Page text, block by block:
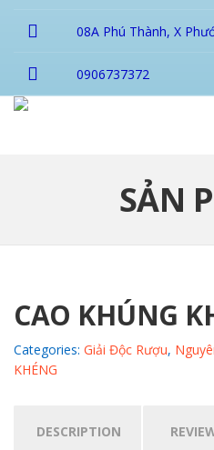
08A Phú Thành, X
0906737372
SẢN
CAO KHÚNG
Categories: Giải Độc Rượu,
KHÉNG
DESCRIPTION